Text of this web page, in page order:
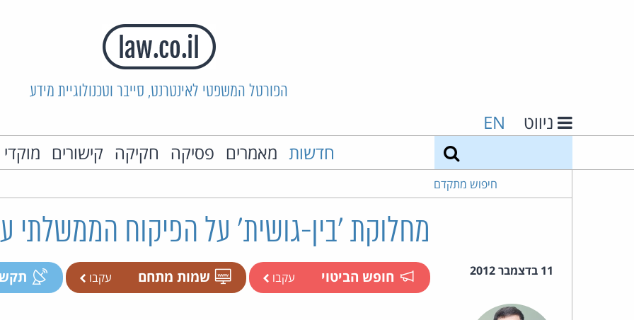
הפורטל המשפטי לאינטרנט, סייבר וטכנולוגיית מידע
ניווט EN
חדשות מאמרים פסיקה חקיקה קישורים
חיפוש מתקדם
מחלוקת 'בין-גושית' על הפיקוח הממשלתי
11 בדצמבר 2012 חופש הביטוי עקבו שמות מתחם עקבו